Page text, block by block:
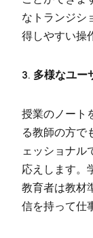
なトランジシ
得しやすい操
3. 多様なユー
授業のノート
る教師の方で
ェッショナル
応えします。
教育者は教材
信を持って仕